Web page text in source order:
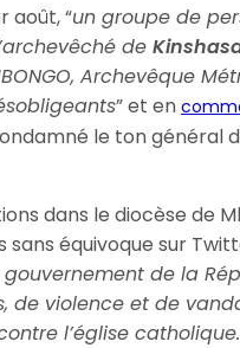
août, “un groupe de
de
Archevêque
” et en
le ton général
dans le diocèse de
sans équivoque sur
gouvernement de la
de violence et de
l’église